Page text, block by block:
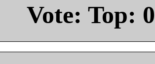
Vote: Top: 0